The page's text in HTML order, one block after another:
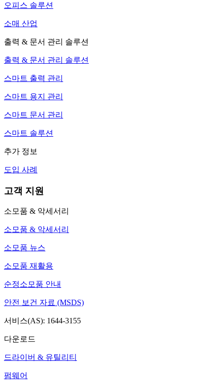
오피스 솔루션
소매 산업
출력 & 문서 관리 솔루션
출력 & 문서 관리 솔루션
스마트 출력 관리
스마트 용지 관리
스마트 문서 관리
스마트 솔루션
추가 정보
도입 사례
고객 지원
소모품 & 악세서리
소모품 & 악세서리
소모품 뉴스
소모품 재활용
순정소모품 안내
안전 보건 자료 (MSDS)
서비스(AS): 1644-3155
다운로드
드라이버 & 유틸리티
펌웨어